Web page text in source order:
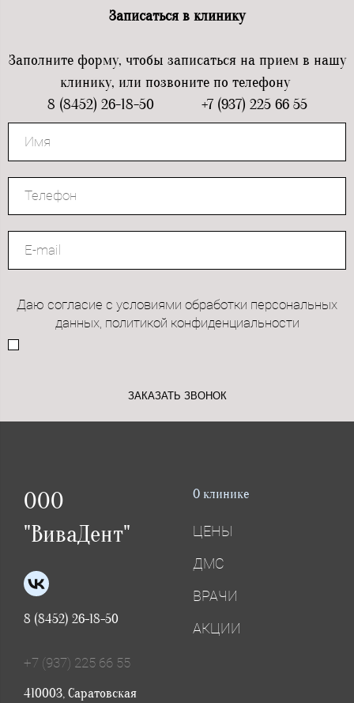
Записаться в клинику
Заполните форму, чтобы записаться на прием в нашу
клинику, или позвоните по телефону
8 (8452) 26-18-50 +7 (937) 225 66 55
Даю согласие с условиями обработки персональных
данных, политикой конфиденциальности
ЗАКАЗАТЬ ЗВОНОК
ООО
"ВиваДент"
8 (8452) 26-18-50
+7 (937) 225 66 55
410003, Саратовская
О клинике
ЦЕНЫ
ДМС
ВРАЧИ
АКЦИИ